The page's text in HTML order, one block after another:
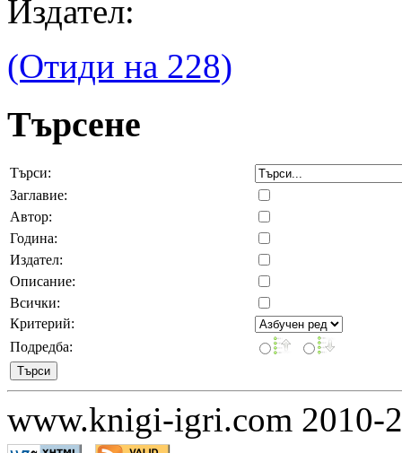
Издател:
(Отиди на 228)
Търсене
Търси:
Заглавие:
Автор:
Година:
Издател:
Описание:
Всички:
Критерий:
Подредба:
www.knigi-igri.com 2010-